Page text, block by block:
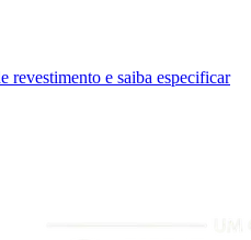
revestimento e saiba especificar